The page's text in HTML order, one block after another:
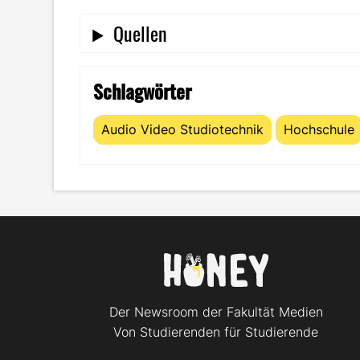
Quellen
Schlagwörter
Audio Video Studiotechnik Hochschule
Der Newsroom der Fakultät Medien
Von Studierenden für Studierende